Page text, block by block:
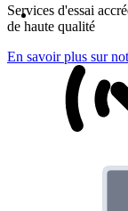
Services d'essai
de haute qualité
En savoir plus sur